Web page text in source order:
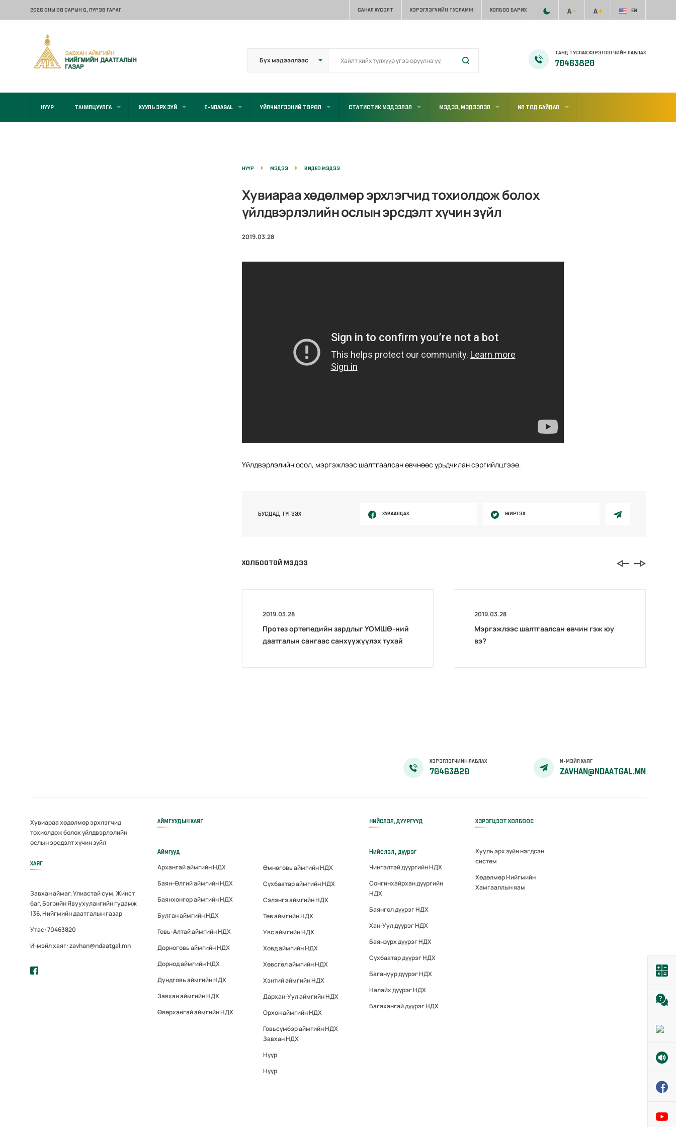
2026 ОНЫ 08 САРЫН 6, ПҮРЭВ ГАРАГ САНАЛ ХҮСЭЛТ ХЭРЭГЛЭГЧИЙН ТУСЛАМЖ ХОЛБОО БАРИХ EN
ТАНД ТУСЛАХ ХЭРЭГЛЭГЧИЙН ЛАВЛАХ
70463820
НҮҮР ТАНИЛЦУУЛГА ХУУЛЬ ЭРХ ЗҮЙ E-NDAAGAL ҮЙЛЧИЛГЭЭНИЙ ТӨРӨЛ СТАТИСТИК МЭДЭЭЛЭЛ МЭДЭЭ, МЭДЭЭЛЭЛ ИЛ ТОД БАЙДАЛ
НҮҮР МЭДЭЭ ВИДЕО МЭДЭЭ
Хувиараа хөдөлмөр эрхлэгчид тохиолдож болох
үйлдвэрлэлийн ослын эрсдэлт хүчин зүйл
2019.03.28
Үйлдвэрлэлийн осол, мэргэжлээс шалтгаалсан өвчнөөс урьдчилан сэргийлцгээе.
БУСДАД ТҮГЭЭХ ХУВААЛЦАХ ЖИРГЭХ
ХОЛБООТОЙ МЭДЭЭ
2019.03.28
Протез ортепедийн зардлыг ҮОМШӨ-ний
даатгалын сангаас санхүүжүүлэх тухай
2019.03.28
Мэргэжлээс шалтгаалсан өвчин гэж юу
вэ?
ХЭРЭГЛЭГЧИЙН ЛАВЛАХ
70463820
И-МЭЙЛ ХАЯГ
ZAVHAN@NDAATGAL.MN
Хувиараа хөдөлмөр эрхлэгчид
тохиолдож болох үйлдвэрлэлийн
ослын эрсдэлт хүчин зүйл
ХАЯГ
Завхан аймаг, Улиастай сум, Жинст
баг, Бэгзийн Явуухулангийн гудамж
136, Нийгмийн даатгалын газар
Утас: 70463820
И-мэйл хаяг: zavhan@ndaatgal.mn
АЙМГУУДЫН ХАЯГ
Аймгууд
Архангай аймгийн НДХ
Баян-Өлгий аймгийн НДХ
Баянхонгор аймгийн НДХ
Булган аймгийн НДХ
Говь-Алтай аймгийн НДХ
Дорноговь аймгийн НДХ
Дорнод аймгийн НДХ
Дундговь аймгийн НДХ
Завхан аймгийн НДХ
Өвөрхангай аймгийн НДХ
Өмнөговь аймгийн НДХ
Сүхбаатар аймгийн НДХ
Сэлэнгэ аймгийн НДХ
Төв аймгийн НДХ
Увс аймгийн НДХ
Ховд аймгийн НДХ
Хөвсгөл аймгийн НДХ
Хэнтий аймгийн НДХ
Дархан-Уул аймгийн НДХ
Орхон аймгийн НДХ
Говьсүмбэр аймгийн НДХ
Завхан НДХ
Нүүр
Нүүр
НИЙСЛЭЛ, ДҮҮРГҮҮД
Нийслэл, дүүрэг
Чингэлтэй дүүргийн НДХ
Сонгинхайрхан дүүргийн
НДХ
Баянгол дүүрэг НДХ
Хан-Уул дүүрэг НДХ
Баянзүрх дүүрэг НДХ
Сүхбаатар дүүрэг НДХ
Багануур дүүрэг НДХ
Налайх дүүрэг НДХ
Багахангай дүүрэг НДХ
ХЭРЭГЦЭЭТ ХОЛБООС
Хууль эрх зүйн нэгдсэн
систем
Хөдөлмөр Нийгмийн
Хамгааллын яам